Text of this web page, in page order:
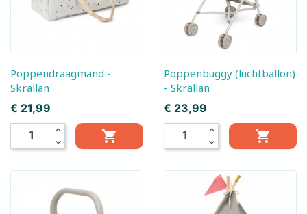
Poppendraagmand -
Skrallan
Prijs
€ 21,99
expand_less
expand_more

Poppenbuggy (luchtballon)
- Skrallan
Prijs
€ 23,99
expand_less
expand_more
